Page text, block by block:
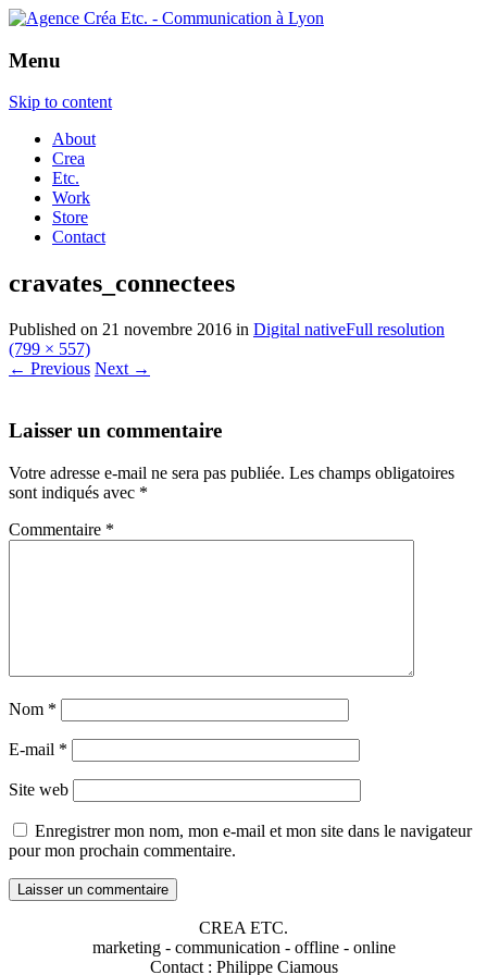
Menu
Skip to content
About
Crea
Etc.
Work
Store
Contact
cravates_connectees
Published on 21 novembre 2016 in Digital nativeFull resolution
(799 × 557)
← Previous Next →
Laisser un commentaire
Votre adresse e-mail ne sera pas publiée. Les champs obligatoires
sont indiqués avec *
Commentaire *
Nom *
E-mail *
Site web
Enregistrer mon nom, mon e-mail et mon site dans le navigateur
pour mon prochain commentaire.
CREA ETC.
marketing - communication - offline - online
Contact : Philippe Ciamous